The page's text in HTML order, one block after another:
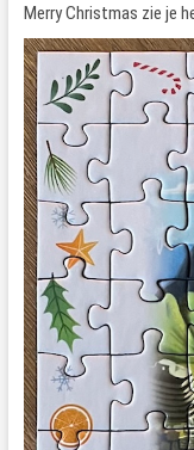
Merry Christmas zie je